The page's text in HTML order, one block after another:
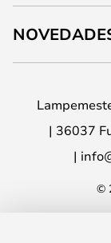
36037
©